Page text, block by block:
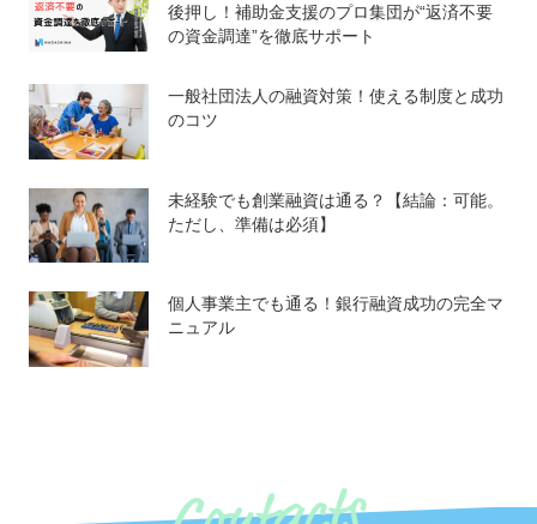
後押し！補助金支援のプロ集団が“返済不要
の資金調達”を徹底サポート
一般社団法人の融資対策！使える制度と成功
のコツ
未経験でも創業融資は通る？【結論：可能。
ただし、準備は必須】
個人事業主でも通る！銀行融資成功の完全マ
ニュアル